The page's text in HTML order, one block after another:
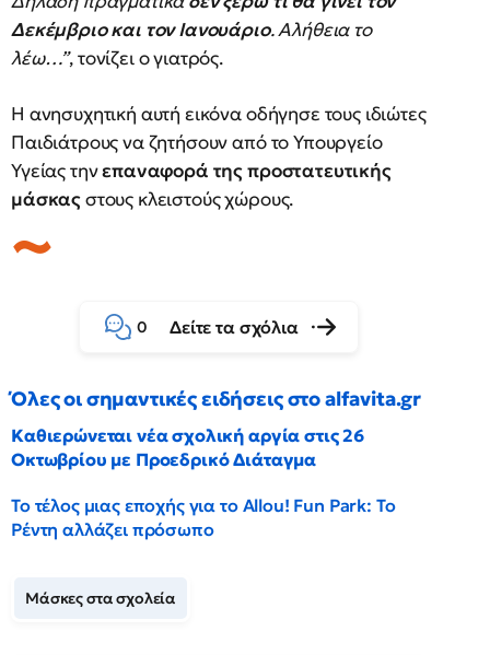
Δεκέμβριο και τον Ιανουάριο. Αλήθεια το
λέω…”, τονίζει ο γιατρός.
Η ανησυχητική αυτή εικόνα οδήγησε τους ιδιώτες
Παιδιάτρους να ζητήσουν από το Υπουργείο
Υγείας τηνεπαναφορά της προστατευτικής
μάσκαςστους κλειστούς χώρους.
0 Δείτε τα σχόλια
Όλες οι σημαντικές ειδήσεις στο alfavita.gr
Καθιερώνεται νέα σχολική αργία στις 26
Οκτωβρίου με Προεδρικό Διάταγμα
Το τέλος μιας εποχής για το Allou! Fun Park: Το
Ρέντη αλλάζει πρόσωπο
Μάσκες στα σχολεία